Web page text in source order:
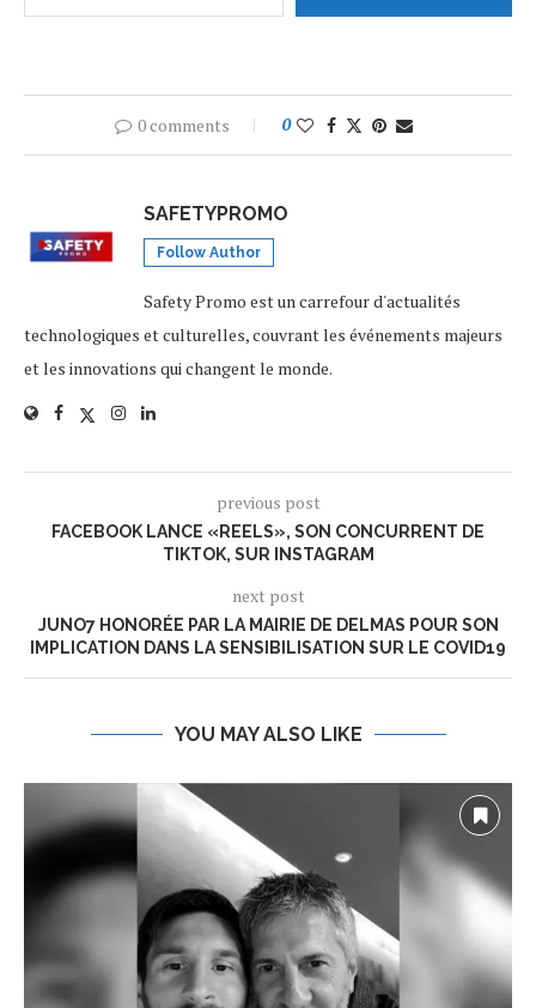
0 comments 0
SAFETYPROMO
Follow Author
Safety Promo est un carrefour d'actualités
technologiques et culturelles, couvrant les événements majeurs
et les innovations qui changent le monde.
previous post
FACEBOOK LANCE «REELS», SON CONCURRENT DE
TIKTOK, SUR INSTAGRAM
next post
JUNO7 HONORÉE PAR LA MAIRIE DE DELMAS POUR SON
IMPLICATION DANS LA SENSIBILISATION SUR LE COVID19
YOU MAY ALSO LIKE